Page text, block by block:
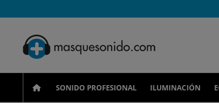
SONIDO PROFESIONAL ILUMINACIÓN